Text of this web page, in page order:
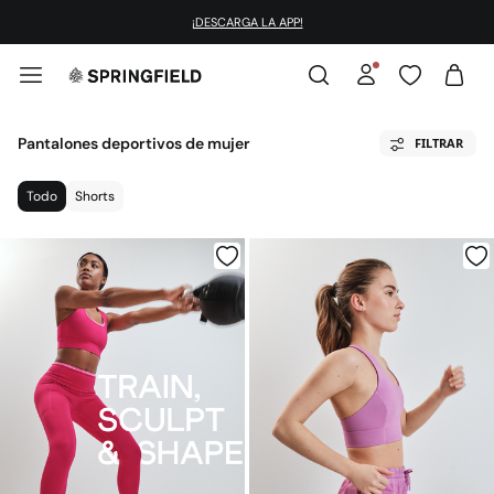
¡DESCARGA LA APP!
Pantalones deportivos de mujer FILTRAR
Todo Shorts